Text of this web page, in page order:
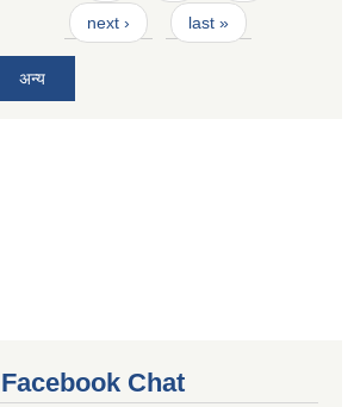
next › last »
अन्य
Facebook Chat